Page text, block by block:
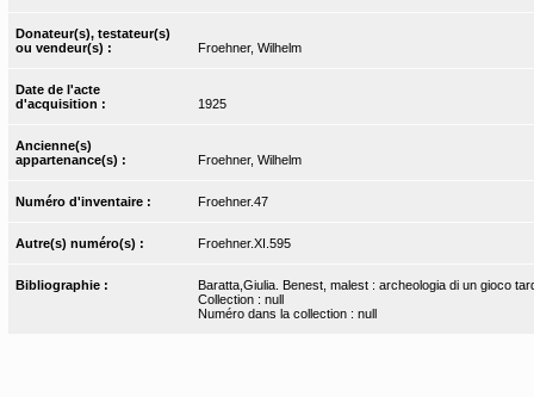
Donateur(s), testateur(s)
ou vendeur(s) :
Froehner, Wilhelm
Date de l'acte
d'acquisition :
1925
Ancienne(s)
appartenance(s) :
Froehner, Wilhelm
Numéro d'inventaire : Froehner.47
Autre(s) numéro(s) : Froehner.XI.595
Bibliographie :
Baratta,Giulia. Benest, malest : archeologia di un gioco
Collection : null
Numéro dans la collection : null